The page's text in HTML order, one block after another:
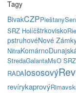
Tagy
BivakCZPPieštany
SRZ Holíčštrkovisko
pstruhovéNové
NitraKomárno
StredaGalantaMsO
RADAlososový
revírykaprový